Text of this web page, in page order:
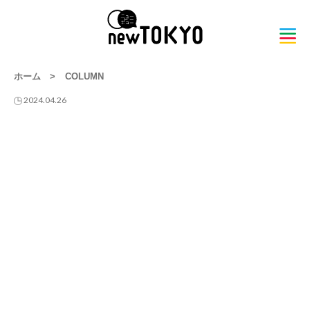
ホーム > COLUMN
2024.04.26